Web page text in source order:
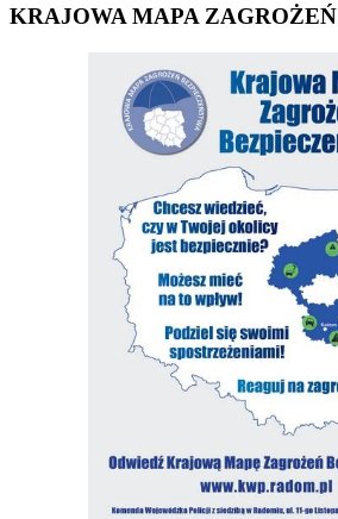
KRAJOWA MAPA ZAGROŻEŃ